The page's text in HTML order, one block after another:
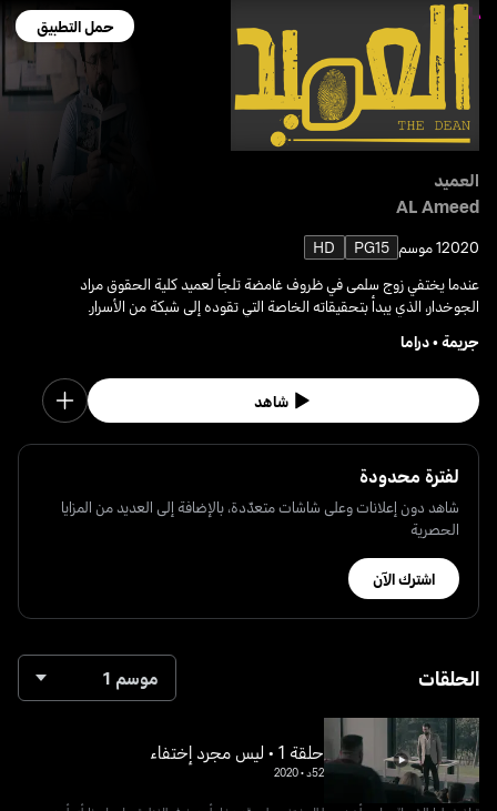
حمل التطبيق
العميد
AL Ameed
20201 موسم PG15
HD
عندما يختفي زوج سلمى في ظروف غامضة تلجأ لعميد كلية الحقوق مراد
الجوخدار، الذي يبدأ بتحقيقاته الخاصة التي تقوده إلى شبكة من الأسرار.
جريمة•دراما
شاهد
لفترة محدودة
شاهد دون إعلانات وعلى شاشات متعدّدة، بالإضافة إلى العديد من المزايا
الحصرية
اشترك الآن
الحلقات موسم 1
حلقة 1 • ليس مجرد إختفاء
52د •
2020